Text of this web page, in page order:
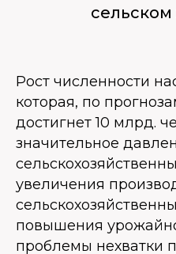
сельском
Рост численности
которая, по
достигнет 10 млрд.
значительное
увеличения
повышения
проблемы нехватки